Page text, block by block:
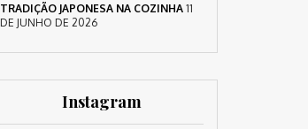
TRADIÇÃO JAPONESA NA COZINHA 11
DE JUNHO DE 2026
Instagram